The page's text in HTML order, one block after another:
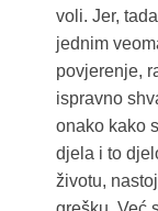
voli. Jer,
jednim
povjerenje,
ispravno
onako kako
djela i to
životu,